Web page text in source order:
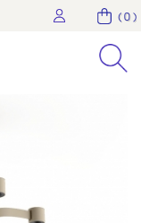
( 0 )